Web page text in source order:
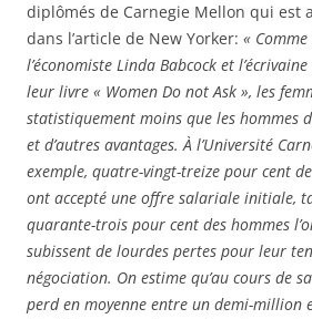
diplômés de Carnegie Mellon qui est
dans l’article de New Yorker: «
l’économiste Linda Babcock et
leur livre « Women Do not Ask », les
statistiquement moins que les hommes
et d’autres avantages. À l’Université
exemple, quatre-vingt-treize pour cent
ont accepté une offre salariale initiale,
quarante-trois pour cent des hommes
subissent de lourdes pertes pour leur
négociation. On estime qu’au cours de
perd en moyenne entre un demi-million